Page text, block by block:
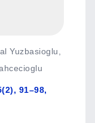
Yuzbasioglu,
91–98,